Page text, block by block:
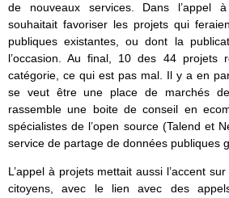
de nouveaux services. Dans l’appel
souhaitait favoriser les projets qui
publiques existantes, ou dont la
l’occasion. Au final, 10 des 44 projets
catégorie, ce qui est pas mal. Il y a en
se veut être une place de marchés
rassemble une boite de conseil en
spécialistes de l’open source (Talend et
service de partage de données publiques
L’appel à projets mettait aussi l’accent
citoyens, avec le lien avec des